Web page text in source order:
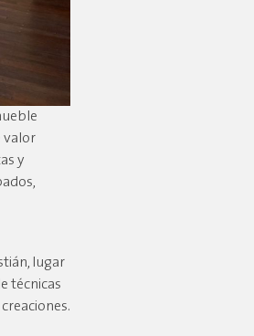
valor
y
lugar
técnicas